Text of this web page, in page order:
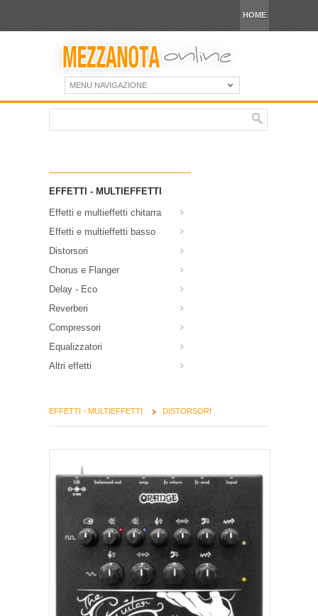
HOME
MENU NAVIGAZIONE
EFFETTI - MULTIEFFETTI
Effetti e multieffetti chitarra
Effetti e multieffetti basso
Distorsori
Chorus e Flanger
Delay - Eco
Reverberi
Compressori
Equalizzatori
Altri effetti
EFFETTI - MULTIEFFETTI DISTORSORI